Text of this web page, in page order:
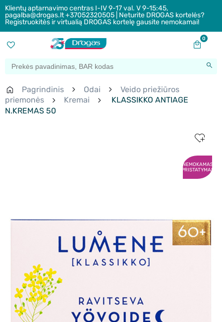
Klientų aptarnavimo centras I-IV 9-17 val. V 9-15:45,
pagalba@drogas.lt +37052320505 | Neturite DROGAS kortelės?
Registruokitės ir virtualią DROGAS kortelę gausite nemokamai!
0
Pagrindinis Odai
Veido priežiūros
priemonės
Kremai
KLASSIKKO ANTIAGE
N.KREMAS 50
NEMOKAMAS
PRISTATYMAS